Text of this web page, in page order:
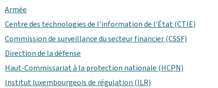
Armée
Centre des technologies de l'information de l'État (CTIE)
Commission de surveillance du secteur financier (CSSF)
Direction de la défense
Haut-Commissariat à la protection nationale (HCPN)
Institut luxembourgeois de régulation (ILR)